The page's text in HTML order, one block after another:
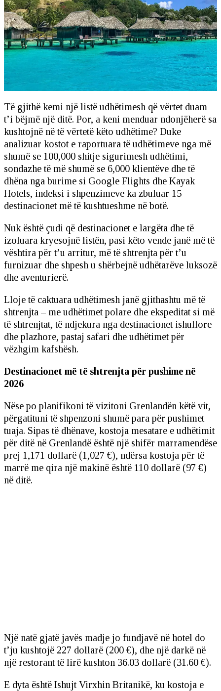
Të gjithë kemi një listë udhëtimesh që vërtet duam
t’i bëjmë një ditë. Por, a keni menduar ndonjëherë sa
kushtojnë në të vërtetë këto udhëtime? Duke
analizuar kostot e raportuara të udhëtimeve nga më
shumë se 100,000 shitje sigurimesh udhëtimi,
sondazhe të më shumë se 6,000 klientëve dhe të
dhëna nga burime si Google Flights dhe Kayak
Hotels, indeksi i shpenzimeve ka zbuluar 15
destinacionet më të kushtueshme në botë.
Nuk është çudi që destinacionet e largëta dhe të
izoluara kryesojnë listën, pasi këto vende janë më të
vështira për t’u arritur, më të shtrenjta për t’u
furnizuar dhe shpesh u shërbejnë udhëtarëve luksozë
dhe aventurierë.
Lloje të caktuara udhëtimesh janë gjithashtu më të
shtrenjta – me udhëtimet polare dhe ekspeditat si më
të shtrenjtat, të ndjekura nga destinacionet ishullore
dhe plazhore, pastaj safari dhe udhëtimet për
vëzhgim kafshësh.
Destinacionet më të shtrenjta për pushime në
2026
Nëse po planifikoni të vizitoni Grenlandën këtë vit,
përgatituni të shpenzoni shumë para për pushimet
tuaja. Sipas të dhënave, kostoja mesatare e udhëtimit
për ditë në Grenlandë është një shifër marramendëse
prej 1,171 dollarë (1,027 €), ndërsa kostoja për të
marrë me qira një makinë është 110 dollarë (97 €)
në ditë.
Një natë gjatë javës madje jo fundjavë në hotel do
t’ju kushtojë 227 dollarë (200 €), dhe një darkë në
një restorant të lirë kushton 36.03 dollarë (31.60 €).
E dyta është Ishujt Virxhin Britanikë, ku kostoja e